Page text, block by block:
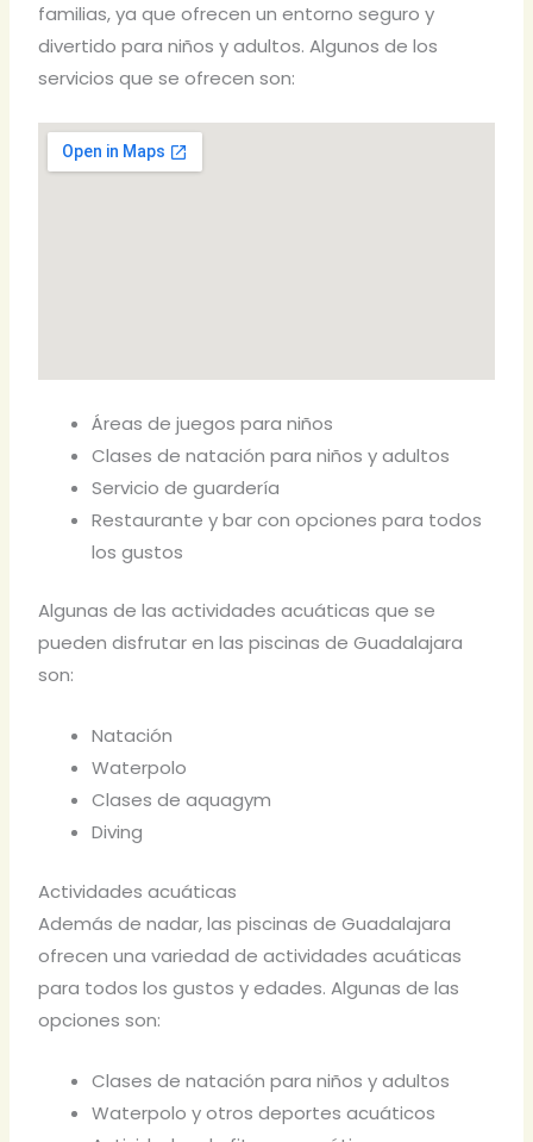
familias, ya que ofrecen un entorno seguro y
divertido para niños y adultos. Algunos de los
servicios que se ofrecen son:
Áreas de juegos para niños
Clases de natación para niños y adultos
Servicio de guardería
Restaurante y bar con opciones para todos
los gustos
Algunas de las actividades acuáticas que se
pueden disfrutar en las piscinas de Guadalajara
son:
Natación
Waterpolo
Clases de aquagym
Diving
Actividades acuáticas
Además de nadar, las piscinas de Guadalajara
ofrecen una variedad de actividades acuáticas
para todos los gustos y edades. Algunas de las
opciones son:
Clases de natación para niños y adultos
Waterpolo y otros deportes acuáticos